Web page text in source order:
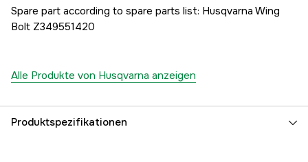
Spare part according to spare parts list: Husqvarna Wing
Bolt Z349551420
Alle Produkte von Husqvarna anzeigen
Produktspezifikationen